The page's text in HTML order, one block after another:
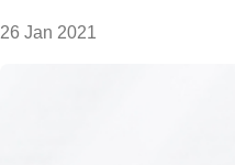
26 Jan 2021